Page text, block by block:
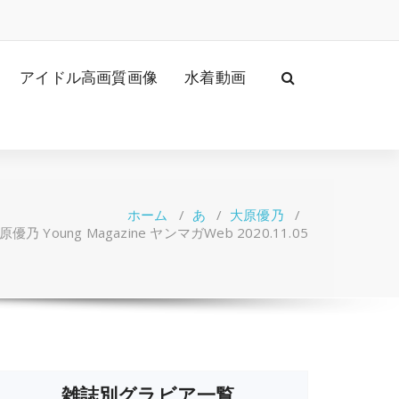
アイドル高画質画像 水着動画
ホーム / あ / 大原優乃 /
優乃 Young Magazine ヤンマガWeb 2020.11.05